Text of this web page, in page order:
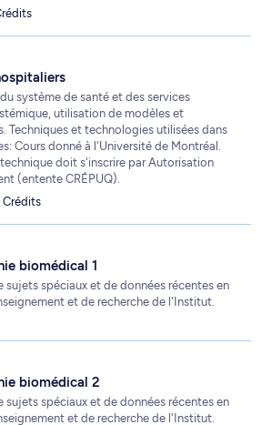
système de santé et des services
utilisation de modèles et
Techniques et technologies utilisées dans
Cours donné à l'Université de Montréal.
doit s'inscrire par Autorisation
(entente CRÉPUQ).
Crédits
biomédical 1
sujets spéciaux et de données récentes en
et de recherche de l'Institut.
biomédical 2
sujets spéciaux et de données récentes en
et de recherche de l'Institut.